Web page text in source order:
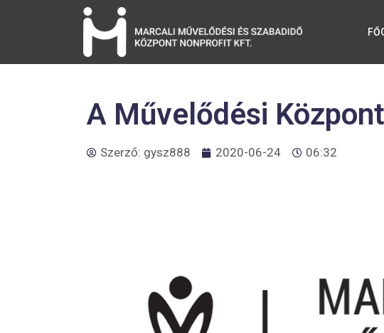
A Művelődési
Szerző: gysz888 2020-06-24 06:32